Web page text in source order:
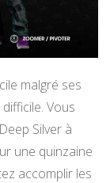
malgré ses
Vous
Silver à
une quinzaine
accomplir les